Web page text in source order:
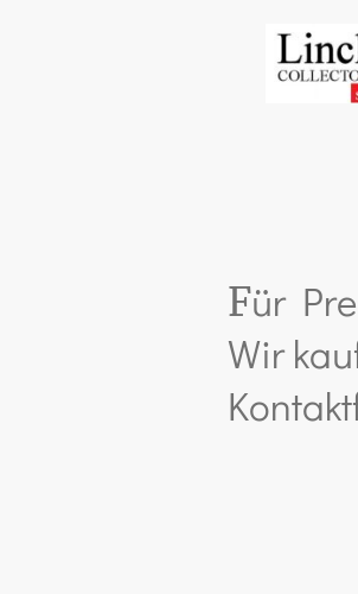
Für
Wir